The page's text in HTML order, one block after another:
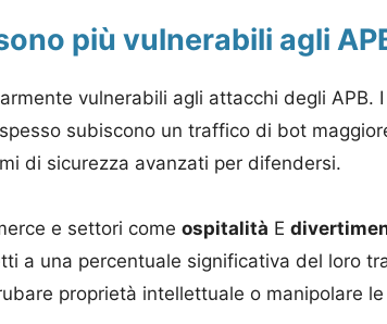
più vulnerabili agli
vulnerabili agli attacchi degli APB.
subiscono un traffico di bot
di sicurezza avanzati per difendersi.
e settori come ospitalità E
a una percentuale significativa del loro
proprietà intellettuale o manipolare